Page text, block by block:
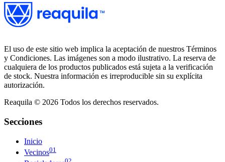
El uso de este sitio web implica la aceptación de nuestros Términos
y Condiciones. Las imágenes son a modo ilustrativo. La reserva de
cualquiera de los productos publicados está sujeta a la verificación
de stock. Nuestra información es irreproducible sin su explícita
autorización.
Reaquila © 2026 Todos los derechos reservados.
Secciones
Inicio
Vecinos01